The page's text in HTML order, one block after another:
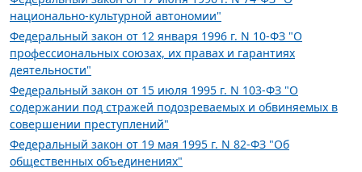
национально-культурной автономии"
Федеральный закон от 12 января 1996 г. N 10-ФЗ "О
профессиональных союзах, их правах и гарантиях
деятельности"
Федеральный закон от 15 июля 1995 г. N 103-ФЗ "О
содержании под стражей подозреваемых и обвиняемых в
совершении преступлений"
Федеральный закон от 19 мая 1995 г. N 82-ФЗ "Об
общественных объединениях"